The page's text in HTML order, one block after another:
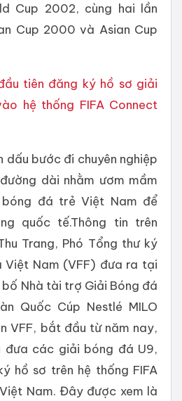
Cup 2002, cùng hai lần
Cup 2000 và Asian Cup
tiên đăng ký hồ sơ giải
hệ thống FIFA Connect
bước đi chuyên nghiệp
dài nhằm ươm mầm
đá trẻ Việt Nam để
quốc tế.Thông tin trên
Trang, Phó Tổng thư ký
Việt Nam (VFF) đưa ra tại
Nhà tài trợ Giải Bóng đá
Quốc Cúp Nestlé MILO
VFF, bắt đầu từ năm nay,
đưa các giải bóng đá U9,
hồ sơ trên hệ thống FIFA
Nam. Đây được xem là